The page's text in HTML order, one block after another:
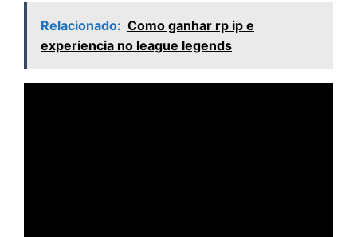
Relacionado: Como ganhar rp ip e
experiencia no league legends